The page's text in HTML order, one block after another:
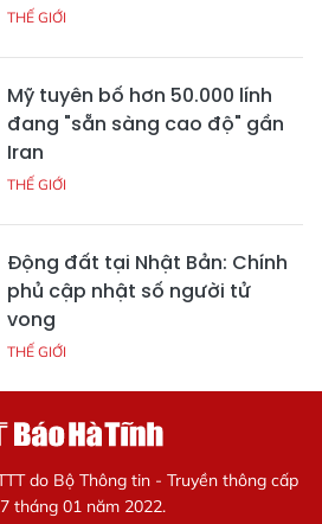
THẾ GIỚI
Mỹ tuyên bố hơn 50.000 lính
đang "sẵn sàng cao độ" gần
Iran
THẾ GIỚI
Động đất tại Nhật Bản: Chính
phủ cập nhật số người tử
vong
THẾ GIỚI
do Bộ Thông tin - Truyền thông cấp
tháng 01 năm 2022.